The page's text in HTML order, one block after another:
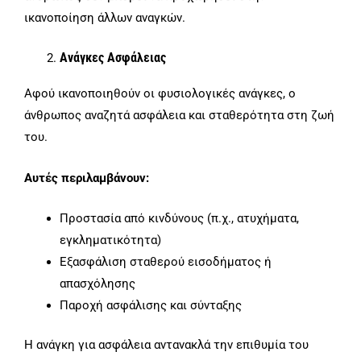
ικανοποίηση άλλων αναγκών.
Ανάγκες Ασφάλειας
Αφού ικανοποιηθούν οι φυσιολογικές ανάγκες, ο
άνθρωπος αναζητά ασφάλεια και σταθερότητα στη ζωή
του.
Αυτές περιλαμβάνουν:
Προστασία από κινδύνους (π.χ., ατυχήματα,
εγκληματικότητα)
Εξασφάλιση σταθερού εισοδήματος ή
απασχόλησης
Παροχή ασφάλισης και σύνταξης
Η ανάγκη για ασφάλεια αντανακλά την επιθυμία του